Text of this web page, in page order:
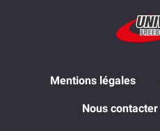
Mentions légales
Nous contacter